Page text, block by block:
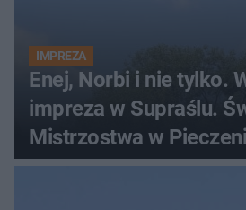
IMPREZA
Enej, Norbi i nie tylko.
impreza w Supraślu.
Mistrzostwa w
Kiszki Ziemniaczanej